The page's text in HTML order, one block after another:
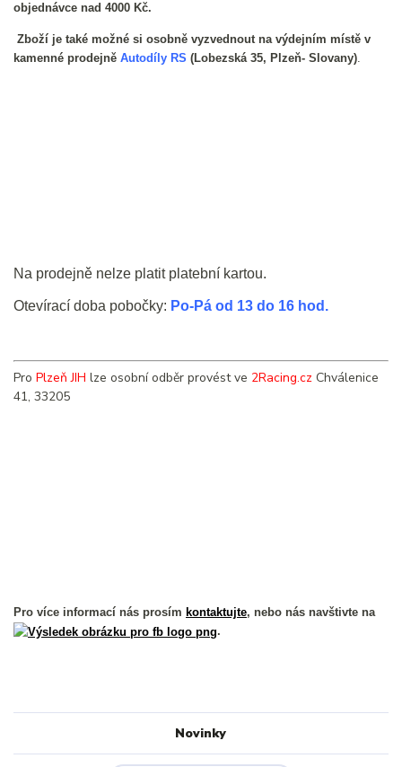
Novinky
objednávce nad 4000 Kč.
Zboží je také možné si osobně vyzvednout na výdejním místě v
kamenné prodejně Autodíly RS (Lobezská 35, Plzeň- Slovany).
Na prodejně nelze platit platební kartou.
Otevírací doba pobočky: Po-Pá od 13 do 16 hod.
Pro Plzeň JIH lze osobní odběr provést ve 2Racing.cz Chválenice
41, 33205
Pro více informací nás prosím kontaktujte, nebo nás navštivte na
.